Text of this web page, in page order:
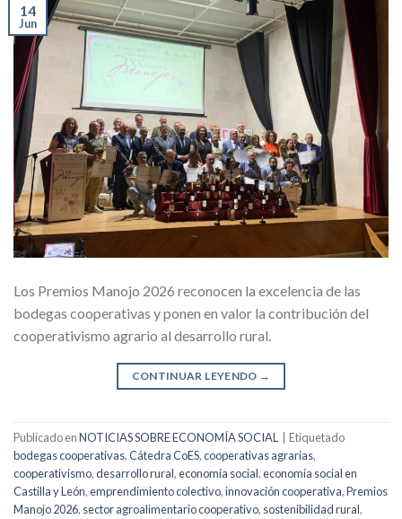
14
Jun
Los Premios Manojo 2026 reconocen la excelencia de las
bodegas cooperativas y ponen en valor la contribución del
cooperativismo agrario al desarrollo rural.
CONTINUAR LEYENDO →
Publicado enNOTICIAS SOBRE ECONOMÍA SOCIAL
Etiquetado
bodegas cooperativas,Cátedra CoES,cooperativas agrarias,
cooperativismo,desarrollo rural,economía social,economía social en
Castilla y León,emprendimiento colectivo,innovación cooperativa,Premios
Manojo 2026, sector agroalimentario cooperativo, sostenibilidad rural,